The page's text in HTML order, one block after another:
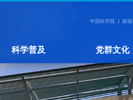
中国科学院 邮箱
科学普及 党群文化